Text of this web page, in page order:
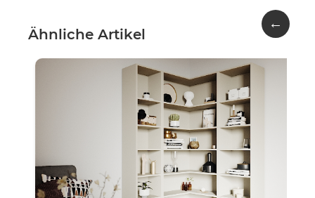
Ähnliche Artikel
←